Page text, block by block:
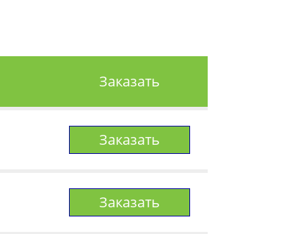
Заказать
Заказать
Заказать